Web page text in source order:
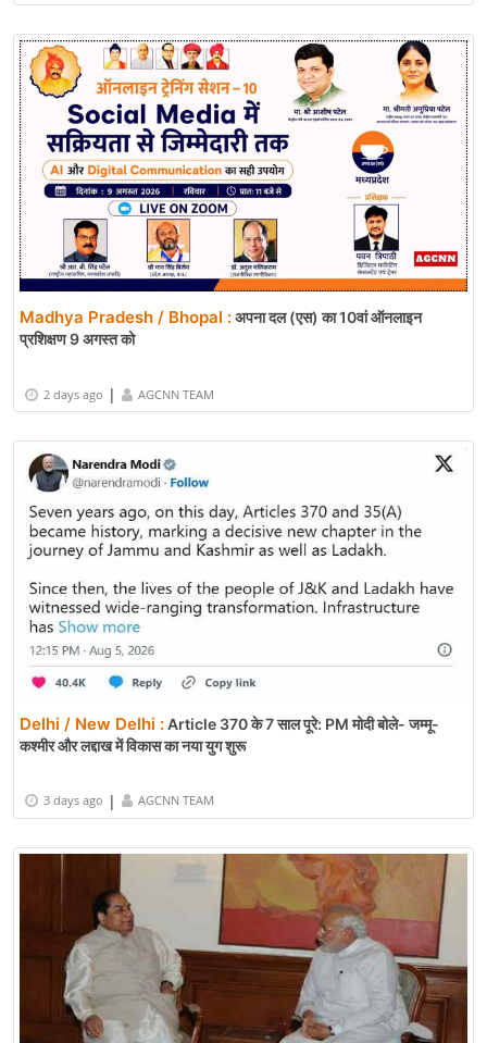
Madhya Pradesh / Bhopal :अपना दल (एस) का 10वां ऑनलाइन
प्रशिक्षण 9 अगस्त को
2 days ago | AGCNN TEAM
Delhi / New Delhi :Article 370 के 7 साल पूरे: PM मोदी बोले- जम्मू-
कश्मीर और लद्दाख में विकास का नया युग शुरू
3 days ago | AGCNN TEAM